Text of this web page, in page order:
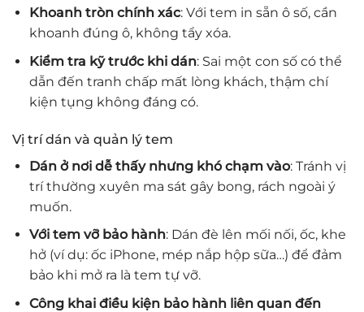
Khoanh tròn chính xác: Với tem in sẵn ô số, cần
khoanh đúng ô, không tẩy xóa.
Kiểm tra kỹ trước khi dán: Sai một con số có thể
dẫn đến tranh chấp mất lòng khách, thậm chí
kiện tụng không đáng có.
Vị trí dán và quản lý tem
Dán ở nơi dễ thấy nhưng khó chạm vào: Tránh vị
trí thường xuyên ma sát gây bong, rách ngoài ý
muốn.
Với tem vỡ bảo hành: Dán đè lên mối nối, ốc, khe
hở (ví dụ: ốc iPhone, mép nắp hộp sữa…) để đảm
bảo khi mở ra là tem tự vỡ.
Công khai điều kiện bảo hành liên quan đến